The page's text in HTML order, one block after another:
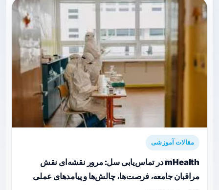
مقالات آموزشی
mHealth در تماس‌یابی سل: مرور نقشه‌ای نقش
مراقبان جامعه، فرصت‌ها، چالش‌ها و پیامدهای عملی